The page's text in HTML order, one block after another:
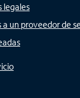
legales
un proveedor de